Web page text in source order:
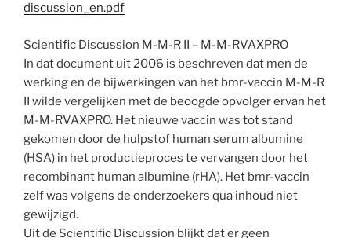
discussion_en.pdf
Scientific Discussion M-M-R II – M-M-RVAXPRO
In dat document uit 2006 is beschreven dat men de
werking en de bijwerkingen van het bmr-vaccin M-M-R
II wilde vergelijken met de beoogde opvolger ervan het
M-M-RVAXPRO. Het nieuwe vaccin was tot stand
gekomen door de hulpstof human serum albumine
(HSA) in het productieproces te vervangen door het
recombinant human albumine (rHA). Het bmr-vaccin
zelf was volgens de onderzoekers qua inhoud niet
gewijzigd.
Uit de Scientific Discussion blijkt dat er geen